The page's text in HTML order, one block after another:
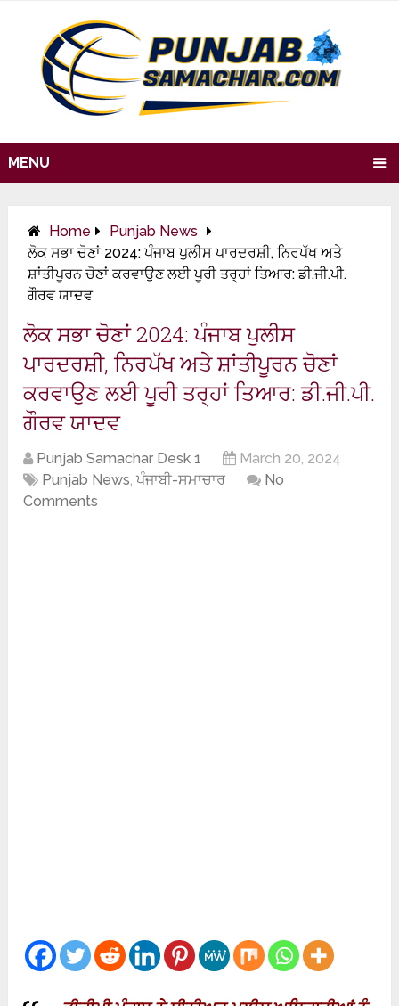
MENU
Home
Punjab News
ਲੋਕ ਸਭਾ ਚੋਣਾਂ 2024: ਪੰਜਾਬ ਪੁਲੀਸ ਪਾਰਦਰਸ਼ੀ, ਨਿਰਪੱਖ ਅਤੇ
ਸ਼ਾਂਤੀਪੂਰਨ ਚੋਣਾਂ ਕਰਵਾਉਣ ਲਈ ਪੂਰੀ ਤਰ੍ਹਾਂ ਤਿਆਰ: ਡੀ.ਜੀ.ਪੀ.
ਗੌਰਵ ਯਾਦਵ
ਲੋਕ ਸਭਾ ਚੋਣਾਂ 2024: ਪੰਜਾਬ ਪੁਲੀਸ
ਪਾਰਦਰਸ਼ੀ, ਨਿਰਪੱਖ ਅਤੇ ਸ਼ਾਂਤੀਪੂਰਨ ਚੋਣਾਂ
ਕਰਵਾਉਣ ਲਈ ਪੂਰੀ ਤਰ੍ਹਾਂ ਤਿਆਰ: ਡੀ.ਜੀ.ਪੀ.
ਗੌਰਵ ਯਾਦਵ
Punjab Samachar Desk 1
March 20, 2024
Punjab News,ਪੰਜਾਬੀ-ਸਮਾਚਾਰ
No
Comments